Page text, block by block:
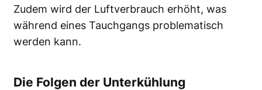
Zudem wird der Luftverbrauch erhöht, was
während eines Tauchgangs problematisch
werden kann.
Die Folgen der Unterkühlung